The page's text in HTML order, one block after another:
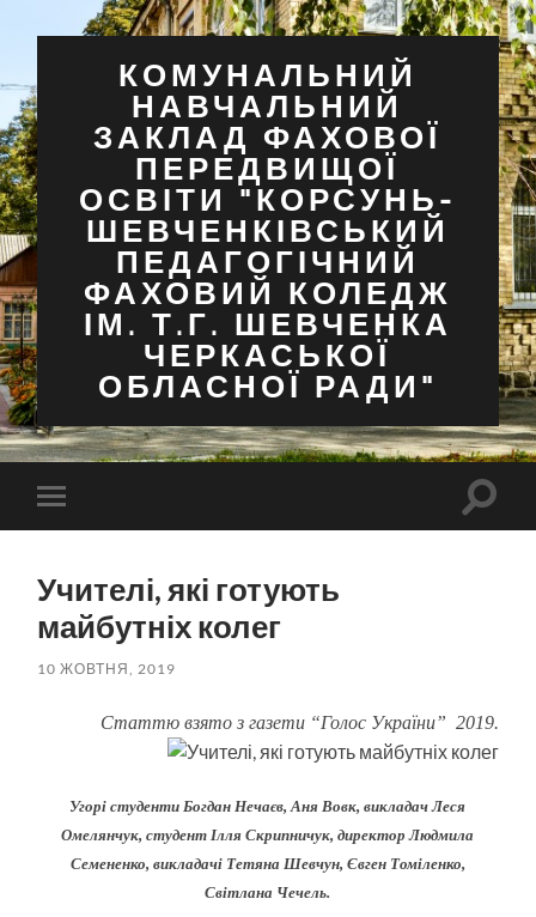
КОМУНАЛЬНИЙ
НАВЧАЛЬНИЙ
ЗАКЛАД ФАХОВОЇ
ПЕРЕДВИЩОЇ
ОСВІТИ "КОРСУНЬ-
ШЕВЧЕНКІВСЬКИЙ
ПЕДАГОГІЧНИЙ
ФАХОВИЙ КОЛЕДЖ
ІМ. Т.Г. ШЕВЧЕНКА
ЧЕРКАСЬКОЇ
ОБЛАСНОЇ РАДИ"
Перемкнути
мобільне
Учителі, які готують
майбутніх колег
10 ЖОВТНЯ, 2019
Статтю взято з газети “Голос України” 2019.
Угорі студенти Богдан Нечаєв, Аня Вовк, викладач Леся
Омелянчук, студент Ілля Скрипничук, директор Людмила
Семененко, викладачі Тетяна Шевчун, Євген Томіленко,
Світлана Чечель.